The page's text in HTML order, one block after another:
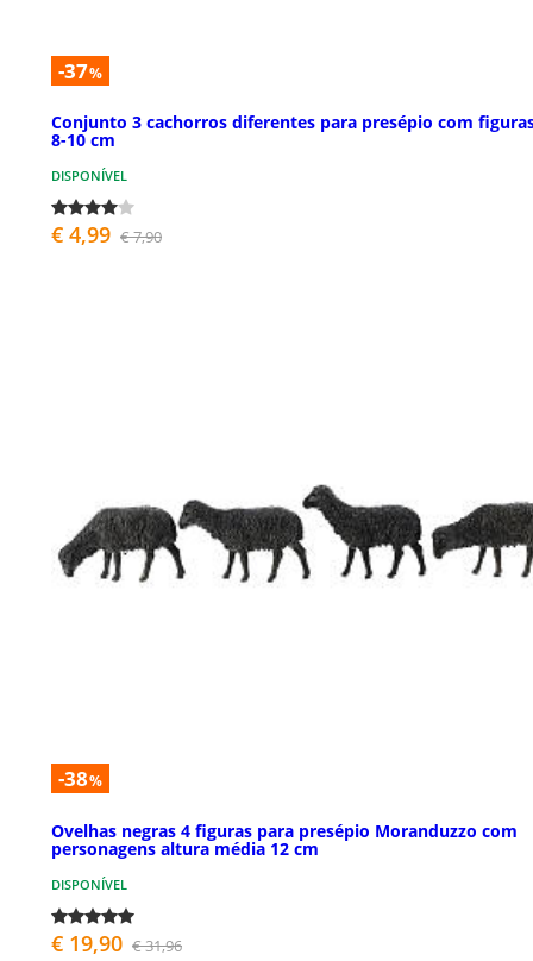
-37%
Conjunto 3 cachorros diferentes para presépio com
8-10 cm
DISPONÍVEL
€ 4,99 € 7,90
-38%
Ovelhas negras 4 figuras para presépio Moranduzzo com
personagens altura média 12 cm
DISPONÍVEL
€ 19,90 € 31,96